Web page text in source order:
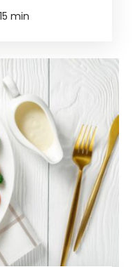
min